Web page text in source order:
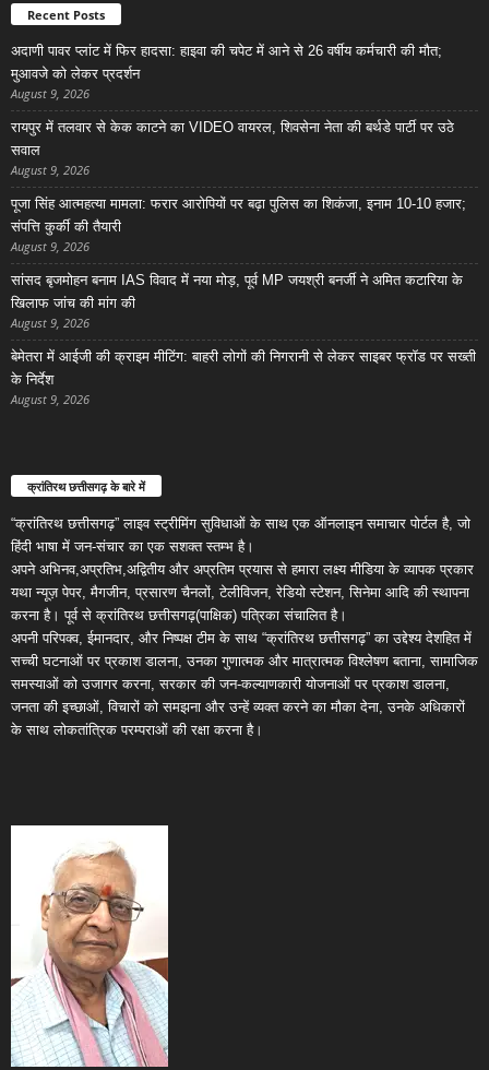
Recent Posts
अदाणी पावर प्लांट में फिर हादसा: हाइवा की चपेट में आने से 26 वर्षीय कर्मचारी की मौत;
मुआवजे को लेकर प्रदर्शन
August 9, 2026
रायपुर में तलवार से केक काटने का VIDEO वायरल, शिवसेना नेता की बर्थडे पार्टी पर उठे
सवाल
August 9, 2026
पूजा सिंह आत्महत्या मामला: फरार आरोपियों पर बढ़ा पुलिस का शिकंजा, इनाम 10-10 हजार;
संपत्ति कुर्की की तैयारी
August 9, 2026
सांसद बृजमोहन बनाम IAS विवाद में नया मोड़, पूर्व MP जयश्री बनर्जी ने अमित कटारिया के
खिलाफ जांच की मांग की
August 9, 2026
बेमेतरा में आईजी की क्राइम मीटिंग: बाहरी लोगों की निगरानी से लेकर साइबर फ्रॉड पर सख्ती
के निर्देश
August 9, 2026
क्रांतिरथ छत्तीसगढ़ के बारे में
“क्रांतिरथ छत्तीसगढ़” लाइव स्ट्रीमिंग सुविधाओं के साथ एक ऑनलाइन समाचार पोर्टल है, जो
हिंदी भाषा में जन-संचार का एक सशक्त स्तम्भ है।
अपने अभिनव,अप्रतिभ,अद्वितीय और अप्रतिम प्रयास से हमारा लक्ष्य मीडिया के व्यापक प्रकार
यथा न्यूज़ पेपर, मैगजीन, प्रसारण चैनलों, टेलीविजन, रेडियो स्टेशन, सिनेमा आदि की स्थापना
करना है। पूर्व से क्रांतिरथ छत्तीसगढ़(पाक्षिक) पत्रिका संचालित है।
अपनी परिपक्व, ईमानदार, और निष्पक्ष टीम के साथ “क्रांतिरथ छत्तीसगढ़” का उद्देश्य देशहित में
सच्ची घटनाओं पर प्रकाश डालना, उनका गुणात्मक और मात्रात्मक विश्लेषण बताना, सामाजिक
समस्याओं को उजागर करना, सरकार की जन-कल्याणकारी योजनाओं पर प्रकाश डालना,
जनता की इच्छाओं, विचारों को समझना और उन्हें व्यक्त करने का मौका देना, उनके अधिकारों
के साथ लोकतांत्रिक परम्पराओं की रक्षा करना है।